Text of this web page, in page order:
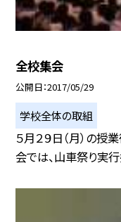
全校集会
公開日 2017/05/29
学校全体の取組
５月２９日（月）の
会では、山車祭り実